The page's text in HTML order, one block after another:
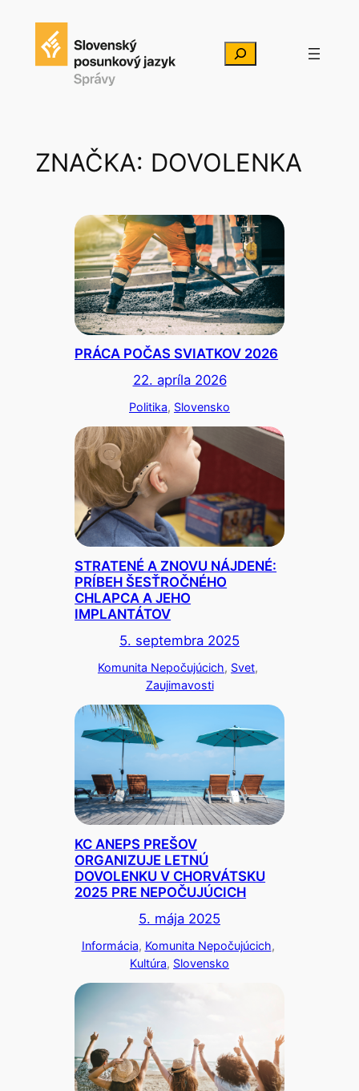
Hľadať
ZNAČKA: DOVOLENKA
PRÁCA POČAS SVIATKOV 2026
22. apríla 2026
Politika, Slovensko
STRATENÉ A ZNOVU NÁJDENÉ:
PRÍBEH ŠESŤROČNÉHO
CHLAPCA A JEHO
IMPLANTÁTOV
5. septembra 2025
Komunita Nepočujúcich, Svet
Zaujimavosti
KC ANEPS PREŠOV
ORGANIZUJE LETNÚ
DOVOLENKU V CHORVÁTSKU
2025 PRE NEPOČUJÚCICH
5. mája 2025
Informácia, Komunita Nepočujúcich
Kultúra, Slovensko